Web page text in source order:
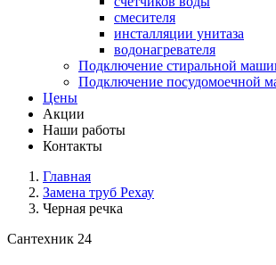
смесителя
инсталляции унитаза
водонагревателя
Подключение стиральной
Подключение посудомоечной
Цены
Акции
Наши работы
Контакты
Главная
Замена труб Рехау
Черная речка
Сантехник 24